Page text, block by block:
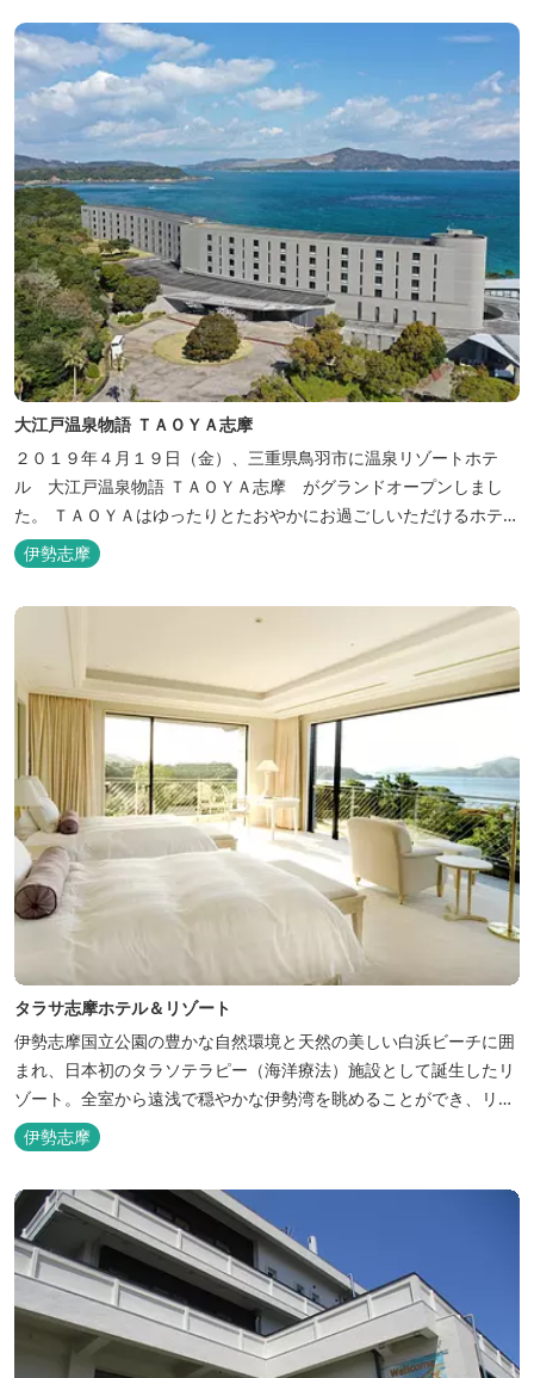
大江戸温泉物語 ＴＡＯＹＡ志摩
２０１９年４月１９日（金）、三重県鳥羽市に温泉リゾートホテ
ル 大江戸温泉物語 ＴＡＯＹＡ志摩 がグランドオープンしまし
た。 ＴＡＯＹＡはゆったりとたおやかにお過ごしいただけるホテル
を目指し、カキの産地の鳥羽市浦村町にオープンしました。 目の前
は太平洋に注ぐ伊勢湾の海の風景が広がり、後背は山に囲まれ、自
然豊かな環境で、正にゆったりとたおやかに時が流れています。
伊勢志摩
タラサ志摩ホテル＆リゾート
伊勢志摩国立公園の豊かな自然環境と天然の美しい白浜ビーチに囲
まれ、日本初のタラソテラピー（海洋療法）施設として誕生したリ
ゾート。全室から遠浅で穏やかな伊勢湾を眺めることができ、リラ
ックスした滞在をお楽しみいただけます。滞在中は、目の前の海か
らきれいな海水を引き込み、24時間以内に新鮮な状態で使用するタ
ラソテラピーや、季節の海の幸を楽しめるフレンチと日本料理が堪
能できます。
伊勢志摩